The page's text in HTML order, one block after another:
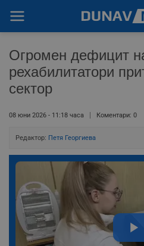
Огромен дефицит
рехабилитатори
сектор
08 юни 2026 - 11:18 часа Коментари: 0
Редактор: Петя Георгиева